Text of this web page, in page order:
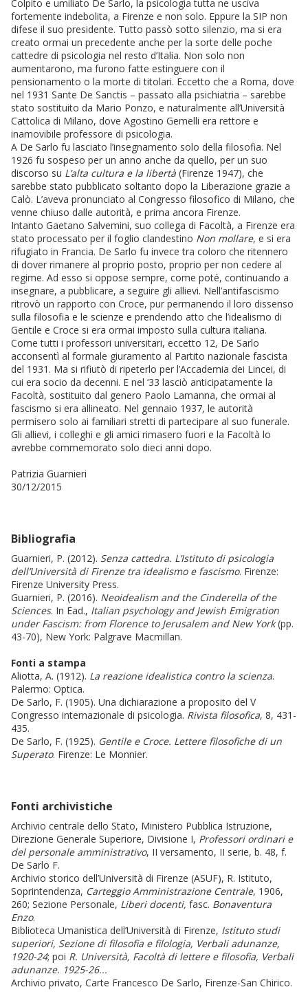
Colpito e umiliato De Sarlo, la psicologia tutta ne usciva
fortemente indebolita, a Firenze e non solo. Eppure la SIP non
difese il suo presidente. Tutto passò sotto silenzio, ma si era
creato ormai un precedente anche per la sorte delle poche
cattedre di psicologia nel resto d’Italia. Non solo non
aumentarono, ma furono fatte estinguere con il
pensionamento o la morte di titolari. Eccetto che a Roma, dove
nel 1931 Sante De Sanctis – passato alla psichiatria – sarebbe
stato sostituito da Mario Ponzo, e naturalmente all’Università
Cattolica di Milano, dove Agostino Gemelli era rettore e
inamovibile professore di psicologia.
A De Sarlo fu lasciato l’insegnamento solo della filosofia. Nel
1926 fu sospeso per un anno anche da quello, per un suo
discorso su L’alta cultura e la libertà (Firenze 1947), che
sarebbe stato pubblicato soltanto dopo la Liberazione grazie a
Calò. L’aveva pronunciato al Congresso filosofico di Milano, che
venne chiuso dalle autorità, e prima ancora Firenze.
Intanto Gaetano Salvemini, suo collega di Facoltà, a Firenze era
stato processato per il foglio clandestino Non mollare, e si era
rifugiato in Francia. De Sarlo fu invece tra coloro che ritennero
di dover rimanere al proprio posto, proprio per non cedere al
regime. Ad esso si oppose sempre, come poté, continuando a
insegnare, a pubblicare, a seguire gli allievi. Nell’antifascismo
ritrovò un rapporto con Croce, pur permanendo il loro dissenso
sulla filosofia e le scienze e prendendo atto che l’idealismo di
Gentile e Croce si era ormai imposto sulla cultura italiana.
Come tutti i professori universitari, eccetto 12, De Sarlo
acconsentì al formale giuramento al Partito nazionale fascista
del 1931. Ma si rifiutò di ripeterlo per l’Accademia dei Lincei, di
cui era socio da decenni. E nel ‘33 lasciò anticipatamente la
Facoltà, sostituito dal genero Paolo Lamanna, che ormai al
fascismo si era allineato. Nel gennaio 1937, le autorità
permisero solo ai familiari stretti di partecipare al suo funerale.
Gli allievi, i colleghi e gli amici rimasero fuori e la Facoltà lo
avrebbe commemorato solo dieci anni dopo.
Patrizia Guarnieri
30/12/2015
Bibliografia
Guarnieri, P. (2012). Senza cattedra. L’Istituto di psicologia
dell’Università di Firenze tra idealismo e fascismo. Firenze:
Firenze University Press.
Guarnieri, P. (2016). Neoidealism and the Cinderella of the
Sciences. In Ead., Italian psychology and Jewish Emigration
under Fascism: from Florence to Jerusalem and New York(pp.
43-70), New York: Palgrave Macmillan.
Fonti a stampa
Aliotta, A. (1912). La reazione idealistica contro la scienza.
Palermo: Optica.
De Sarlo, F. (1905). Una dichiarazione a proposito del V
Congresso internazionale di psicologia. Rivista filosofica, 8, 431-
435.
De Sarlo, F. (1925). Gentile e Croce. Lettere filosofiche di un
Superato. Firenze: Le Monnier.
Fonti archivistiche
Archivio centrale dello Stato, Ministero Pubblica Istruzione,
Direzione Generale Superiore, Divisione I, Professori ordinari e
del personale amministrativo, II versamento, II serie, b. 48, f.
De Sarlo F.
Archivio storico dell’Università di Firenze (ASUF), R. Istituto,
Soprintendenza, Carteggio Amministrazione Centrale, 1906,
260; Sezione Personale, Liberi docenti, fasc. Bonaventura
Enzo.
Biblioteca Umanistica dell’Università di Firenze, Istituto studi
superiori, Sezione di filosofia e filologia, Verbali adunanze,
1920-24; poi R. Università, Facoltà di lettere e filosofia, Verbali
adunanze. 1925-26...
Archivio privato, Carte Francesco De Sarlo, Firenze-San Chirico.